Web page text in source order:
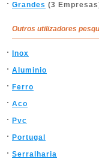
Grandes (3
Outros utilizadores
Inox
Aluminio
Ferro
Aco
Pvc
Portugal
Serralharia